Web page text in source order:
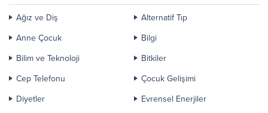
Ağız ve Diş
Alternatif Tıp
Anne Çocuk
Bilgi
Bilim ve Teknoloji
Bitkiler
Cep Telefonu
Çocuk Gelişimi
Diyetler
Evrensel Enerjiler